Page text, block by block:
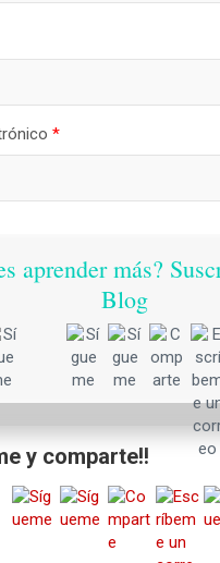
*
y comparte!!
aprender más?
Blog